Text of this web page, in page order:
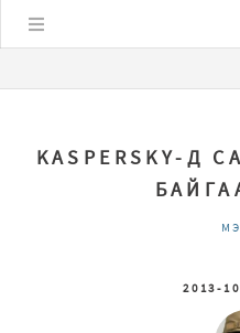
KASPERSKY-Д